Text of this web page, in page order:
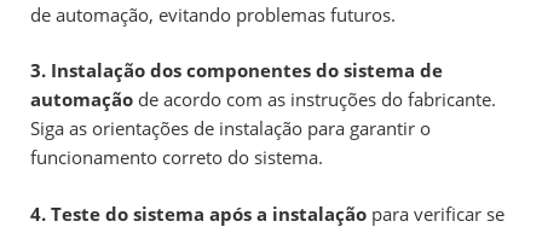
de automação, evitando problemas futuros.
3. Instalação dos componentes do sistema de
automação de acordo com as instruções do fabricante.
Siga as orientações de instalação para garantir o
funcionamento correto do sistema.
4. Teste do sistema após a instalação para verificar se